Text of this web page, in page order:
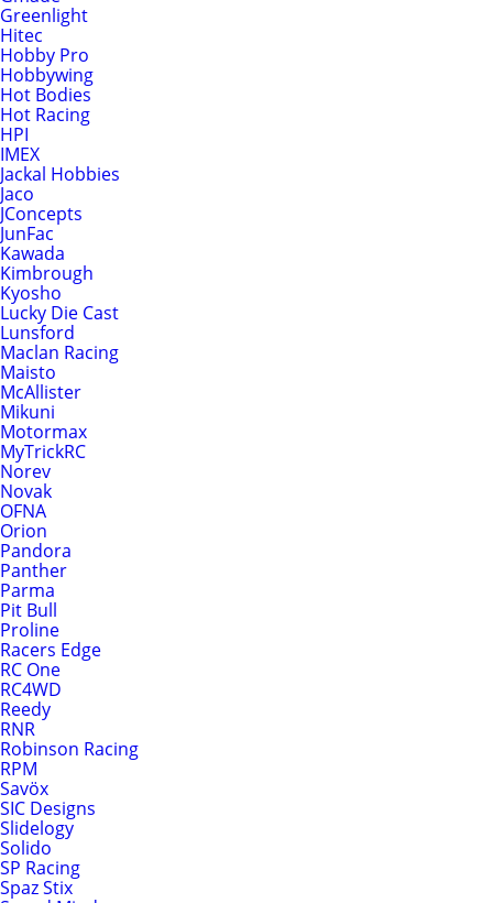
Greenlight
Hitec
Hobby Pro
Hobbywing
Hot Bodies
Hot Racing
HPI
IMEX
Jackal Hobbies
Jaco
JConcepts
JunFac
Kawada
Kimbrough
Kyosho
Lucky Die Cast
Lunsford
Maclan Racing
Maisto
McAllister
Mikuni
Motormax
MyTrickRC
Norev
Novak
OFNA
Orion
Pandora
Panther
Parma
Pit Bull
Proline
Racers Edge
RC One
RC4WD
Reedy
RNR
Robinson Racing
RPM
Savöx
SIC Designs
Slidelogy
Solido
SP Racing
Spaz Stix